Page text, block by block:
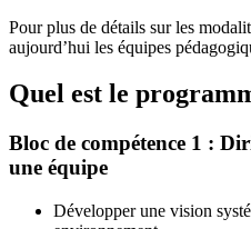
Pour plus de détails sur les
aujourd’hui les équipes
Quel est le
Bloc de compétence 1 :
une équipe
Développer une vision